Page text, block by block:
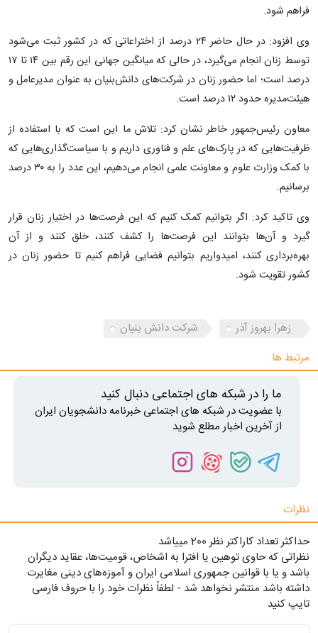
فراهم شود.
وی افزود: در حال حاضر ۲۴ درصد از اختراعاتی که در کشور ثبت می‌شود
توسط زنان انجام می‌گیرد، در حالی که میانگین جهانی این رقم بین ۱۴ تا ۱۷
درصد است؛ اما حضور زنان در شرکت‌های دانش‌بنیان به عنوان مدیرعامل و
هیئت‌مدیره حدود ۱۲ درصد است.
معاون رئیس‌جمهور خاطر نشان کرد: تلاش ما این است که با استفاده از
ظرفیت‌هایی که در پارک‌های علم و فناوری داریم و با سیاست‌گذاری‌هایی که
با کمک وزارت علوم و معاونت علمی انجام می‌دهیم، این عدد را به ۳۰ درصد
برسانیم.
وی تاکید کرد: اگر بتوانیم کمک کنیم که این فرصت‌ها در اختیار زنان قرار
گیرد و آن‌ها بتوانند این فرصت‌ها را کشف کنند، خلق کنند و از آن
بهره‌برداری کنند، امیدواریم بتوانیم فضایی فراهم کنیم تا حضور زنان در
کشور تقویت شود.
زهرا بهروز آذر
شرکت دانش بنیان
مرتبط ها
ما را در شبکه های اجتماعی دنبال کنید
با عضویت در شبکه های اجتماعی خبرنامه دانشجویان ایران
از آخرین اخبار مطلع شوید
نظرات
حداکثر تعداد کاراکتر نظر 200 ميياشد
نظراتی که حاوی توهین یا افترا به اشخاص، قومیت‌ها، عقاید دیگران
باشد و یا با قوانین جمهوری اسلامی ایران و آموزه‌های دینی مغایرت
داشته باشد منتشر نخواهد شد - لطفاً نظرات خود را با حروف فارسی
تایپ کنید